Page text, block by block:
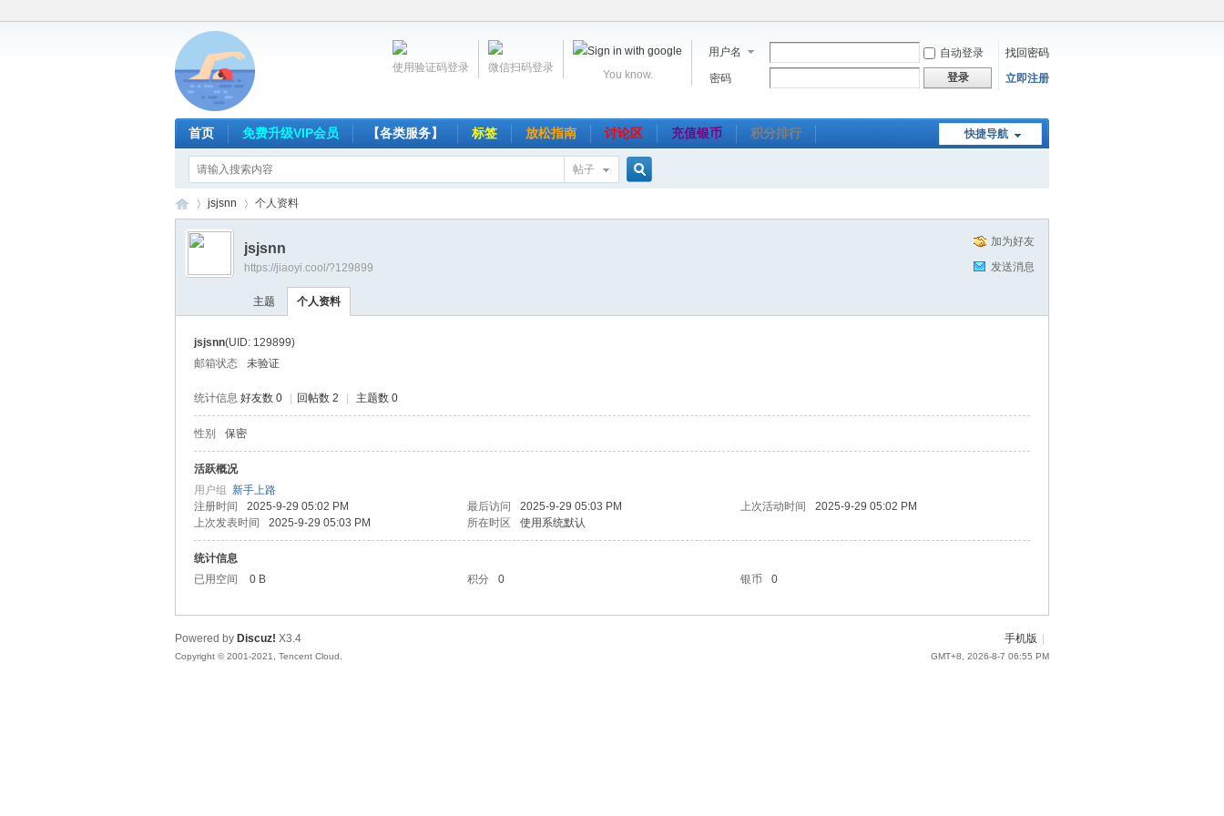
用户名 自动登录
找回密码
密码
登录 立即注册
You know.
微信扫码登录
使用验证码登录
快捷导航
首页 免费升级VIP会员 【各类服务】 标签 放松指南 讨论区 充值银币 积分排行
帖子
网
›
jsjsnn 个人资料
加为好友
发送消息
jsjsnn
https://jiaoyi.cool/?129899
主题 个人资料
jsjsnn(UID: 129899)
邮箱状态
未验证
统计信息 好友数 0 回帖数 2 主题数 0
性别 保密
活跃概况
用户组 新手上路
注册时间
2025-9-29 05:02 PM 最后访问 2025-9-29 05:03 PM 上次活动时间
2025-9-29 05:02 PM
上次发表时间
2025-9-29 05:03 PM 所在时区 使用系统默认
统计信息
已用空间
0 B 积分 0 银币 0
手机版
GMT+8, 2026-8-7 06:55 PM
Powered by Discuz! X3.4
Copyright © 2001-2021, Tencent Cloud.